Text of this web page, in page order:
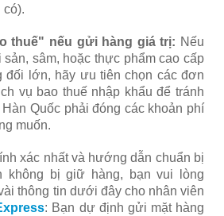
có).
thuế" nếu gửi hàng giá trị: Nếu
sâm, hoặc thực phẩm cao cấp
lớn, hãy ưu tiên chọn các đơn
vụ bao thuế nhập khẩu để tránh
Quốc phải đóng các khoản phí
muốn.
xác nhất và hướng dẫn chuẩn bị
không bị giữ hàng, bạn vui lòng
thông tin dưới đây cho nhân viên
: Bạn dự định gửi mặt hàng